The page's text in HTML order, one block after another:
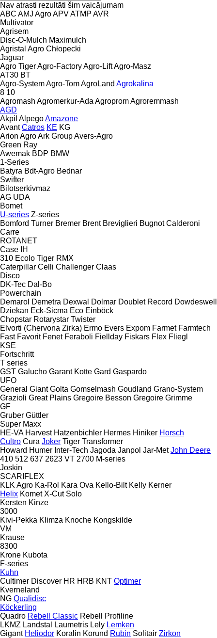
Nav atrasti rezultāti šim vaicājumam
ABC AMJ AgroAPVATMP AVR
Multivator
Agrisem
Disc-O-Mulch Maximulch
Agristal Agro Chłopecki
Jaguar
Agro TigerAgro-FactoryAgro-LiftAgro-Masz
AT30 BT
Agro-SystemAgro-TomAgroLand Agrokalina
8 10
Agromash Agromerkur-Ada AgropromAgroremmash
AGD
Akpil AlpegoAmazone
Avant Catros KE KG
Arion AgroArk GroupAvers-Agro
Green Ray
Awemak BDP BMW
1-Series
Batyra Bdt-Agro Bednar
Swifter
Bilotserkivmaz
AG UDA
Bomet
U-series Z-series
Bomford Turner Bremer Brent Breviglieri Bugnot Calderoni
Carre
ROTANET
Case IH
310 Ecolo Tiger RMX
Caterpillar Celli Challenger Claas
Disco
DK-Tec Dal-Bo
Powerchain
Demarol Demetra Dexwal Dolmar Doublet Record Dowdeswell
Dziekan Eck-Sicma Eco Einböck
Chopstar Rotarystar Twister
Elvorti (Chervona Zirka) Ermo Evers Expom Farmet Farmtech
Fast Favorit Fenet Feraboli Fiellday Fiskars Flex Fliegl
KSE
Fortschritt
T series
GST Galucho Garant Kotte Gard Gaspardo
UFO
General Giant Golta Gomselmash Goudland Grano-System
Grazioli Great Plains Gregoire Besson Gregoire Grimme
GF
Gruber Güttler
Super Maxx
HE-VA Harvest Hatzenbichler Hermes Hiniker Horsch
Cultro Cura Joker Tiger Transformer
Howard Humer Inter-Tech Jagoda Janpol Jar-Met John Deere
410 512 637 2623 VT 2700 M-series
Joskin
SCARIFLEX
KLK Agro Ka-Rol Kara Ova Kello-Bilt Kelly Kerner
Helix Komet X-Cut Solo
Kersten Kinze
3000
Kivi-Pekka Klimza Knoche Kongskilde
VM
Krause
8300
Krone Kubota
F-series
Kuhn
Cultimer Discover HR HRB KNT Optimer
Kverneland
NG Qualidisc
Köckerling
Quadro Rebell Classic Rebell Profiline
LKMZ Landstal Laumetris Lely Lemken
Gigant Heliodor Koralin Korund Rubin Solitair Zirkon